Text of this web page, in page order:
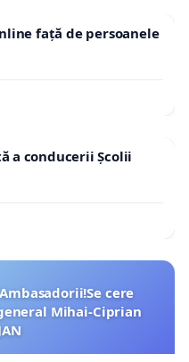
față de persoanele
a conducerii Școlii
cere
Mihai-Ciprian